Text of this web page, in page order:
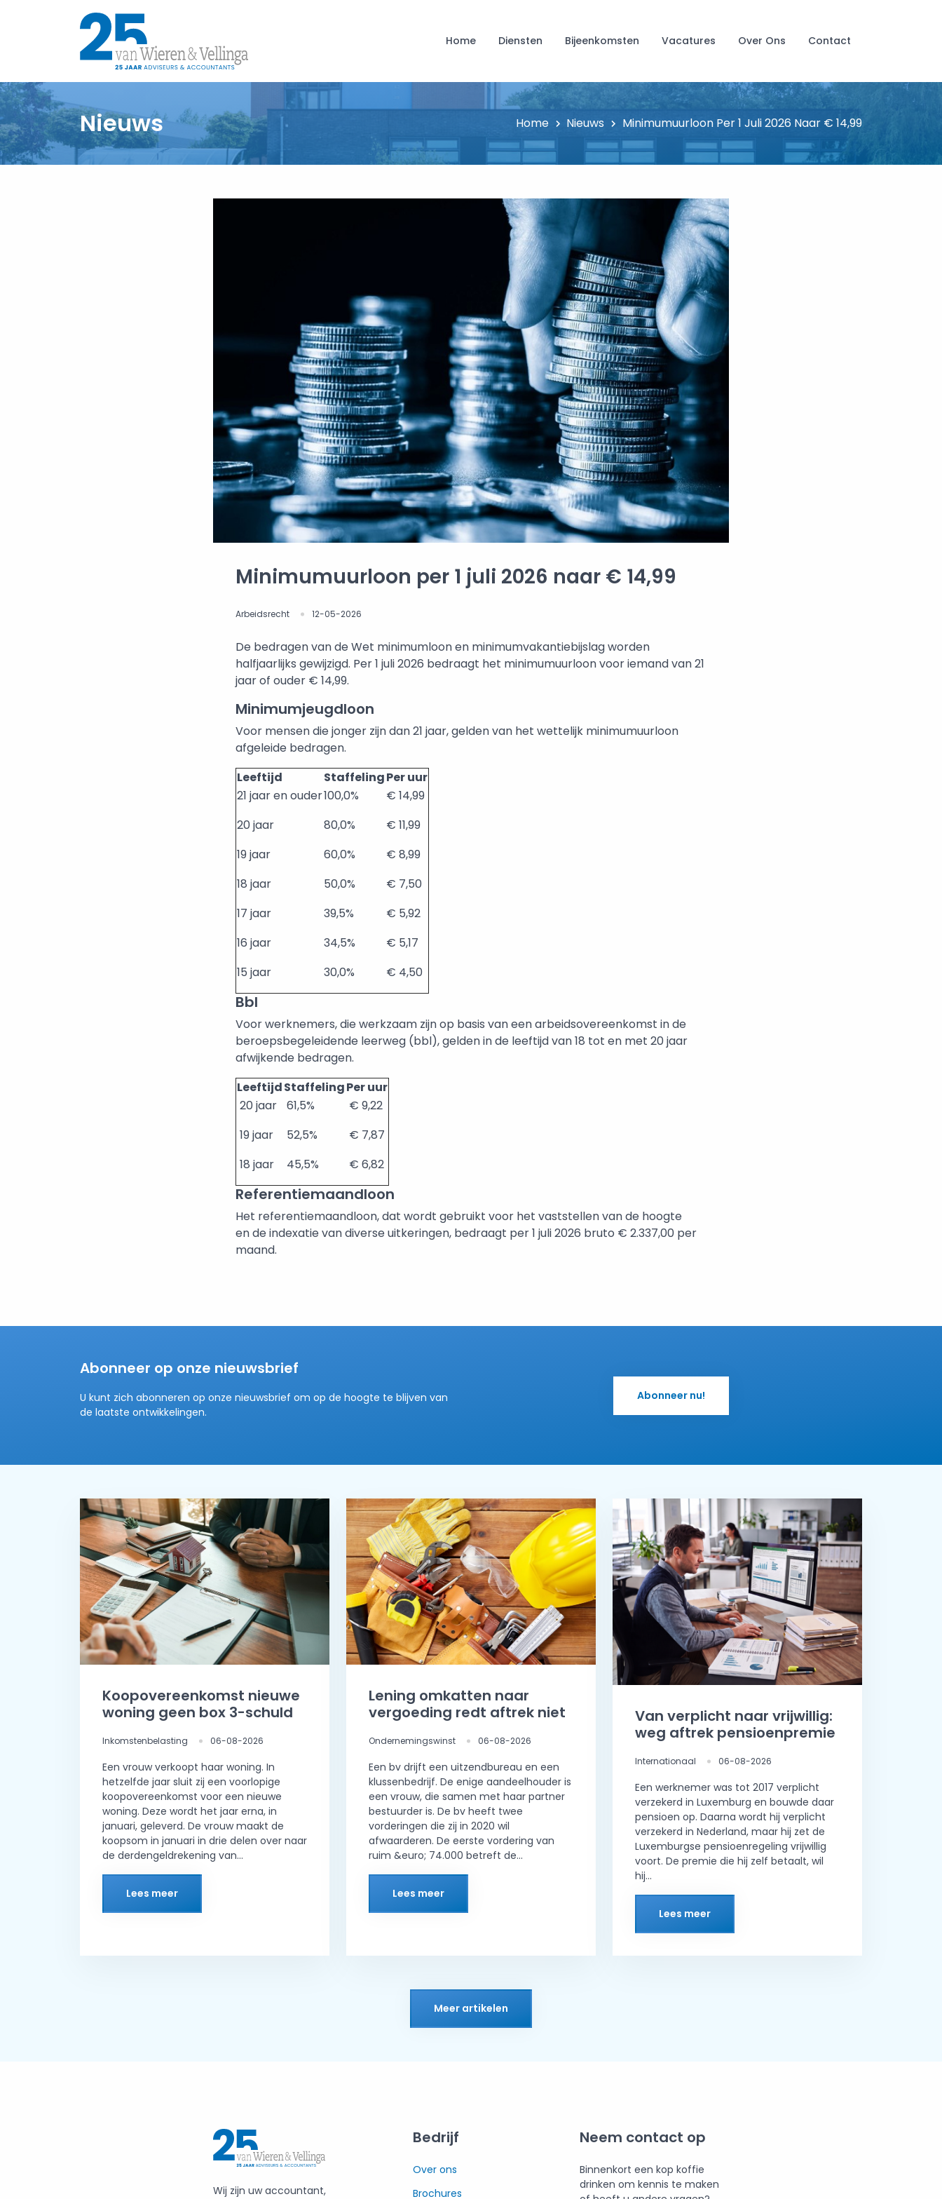
Home Diensten Bijeenkomsten Vacatures Over Ons Contact
Nieuws Home Nieuws Minimumuurloon Per 1 Juli 2026 Naar € 14,99
Minimumuurloon per 1 juli 2026 naar € 14,99
Arbeidsrecht 12-05-2026
De bedragen van de Wet minimumloon en minimumvakantiebijslag worden
halfjaarlijks gewijzigd. Per 1 juli 2026 bedraagt het minimumuurloon voor iemand van 21
jaar of ouder € 14,99.
Minimumjeugdloon
Voor mensen die jonger zijn dan 21 jaar, gelden van het wettelijk minimumuurloon
afgeleide bedragen.
Leeftijd
StaffelingPer uur
21 jaar en ouder100,0%
€ 14,99
20 jaar
80,0%
€ 11,99
19 jaar
60,0%
€ 8,99
18 jaar
50,0%
€ 7,50
17 jaar
39,5%
€ 5,92
16 jaar
34,5%
€ 5,17
15 jaar
30,0% € 4,50
Bbl
Voor werknemers, die werkzaam zijn op basis van een arbeidsovereenkomst in de
beroepsbegeleidende leerweg (bbl), gelden in de leeftijd van 18 tot en met 20 jaar
afwijkende bedragen.
LeeftijdStaffelingPer uur
20 jaar
61,5%
€ 9,22
19 jaar
52,5%
€ 7,87
18 jaar
45,5% € 6,82
Referentiemaandloon
Het referentiemaandloon, dat wordt gebruikt voor het vaststellen van de hoogte
en de indexatie van diverse uitkeringen, bedraagt per 1 juli 2026 bruto € 2.337,00 per
maand.
Abonneer op onze nieuwsbrief
U kunt zich abonneren op onze nieuwsbrief om op de hoogte te blijven van
de laatste ontwikkelingen.
Abonneer nu!
Koopovereenkomst nieuwe
woning geen box 3-schuld
Inkomstenbelasting 06-08-2026
Een vrouw verkoopt haar woning. In
hetzelfde jaar sluit zij een voorlopige
koopovereenkomst voor een nieuwe
woning. Deze wordt het jaar erna, in
januari, geleverd. De vrouw maakt de
koopsom in januari in drie delen over naar
de derdengeldrekening van...
Lees meer
Lening omkatten naar
vergoeding redt aftrek niet
Ondernemingswinst 06-08-2026
Een bv drijft een uitzendbureau en een
klussenbedrijf. De enige aandeelhouder is
een vrouw, die samen met haar partner
bestuurder is. De bv heeft twee
vorderingen die zij in 2020 wil
afwaarderen. De eerste vordering van
ruim &euro; 74.000 betreft de...
Lees meer
Van verplicht naar vrijwillig:
weg aftrek pensioenpremie
Internationaal 06-08-2026
Een werknemer was tot 2017 verplicht
verzekerd in Luxemburg en bouwde daar
pensioen op. Daarna wordt hij verplicht
verzekerd in Nederland, maar hij zet de
Luxemburgse pensioenregeling vrijwillig
voort. De premie die hij zelf betaalt, wil
hij...
Lees meer
Meer artikelen
Wij zijn uw accountant,
Bedrijf
Over ons
Brochures
Neem contact op
Binnenkort een kop koffie
drinken om kennis te maken